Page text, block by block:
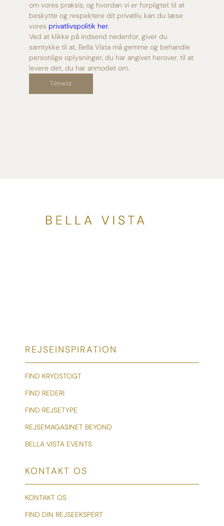
om vores praksis, og hvordan vi er forpligtet til at
beskytte og respektere dit privatliv, kan du læse
vores privatlivspolitik her.
Ved at klikke på indsend nedenfor, giver du
samtykke til at, Bella Vista må gemme og behandle
personlige oplysninger, du har angivet herover, til at
levere det, du har anmodet om.
REJSEINSPIRATION
FIND KRYDSTOGT
FIND REDERI
FIND REJSETYPE
REJSEMAGASINET BEYOND
BELLA VISTA EVENTS
KONTAKT OS
KONTAKT OS
FIND DIN REJSEEKSPERT